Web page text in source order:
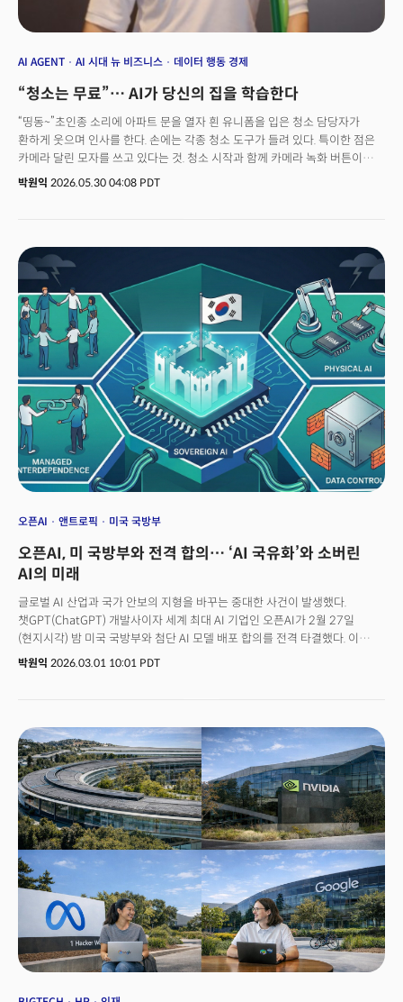
AI AGENT AI 시대 뉴 비즈니스 데이터 행동 경제
“청소는 무료”… AI가 당신의 집을 학습한다
“띵동~”초인종 소리에 아파트 문을 열자 흰 유니폼을 입은 청소 담당자가
환하게 웃으며 인사를 한다. 손에는 각종 청소 도구가 들려 있다. 특이한 점은
카메라 달린 모자를 쓰고 있다는 것. 청소 시작과 함께 카메라 녹화 버튼이
눌렸다. 욕실, 주방, 거실을 돌며 바닥을 닦고, 냉장고를 청소하고, 설거지를
벌어지고 있는 일이다.
박원익 2026.05.30 04:08 PDT
오픈AI 앤트로픽 미국 국방부
오픈AI, 미 국방부와 전격 합의… ‘AI 국유화’와 소버린
AI의 미래
글로벌 AI 산업과 국가 안보의 지형을 바꾸는 중대한 사건이 발생했다.
챗GPT(ChatGPT) 개발사이자 세계 최대 AI 기업인 오픈AI가 2월 27일
(현지시각) 밤 미국 국방부와 첨단 AI 모델 배포 합의를 전격 타결했다. 이
합의는 AI 모델의 군사적 활용에 제동을 건 앤트로픽(Anthropic)을 미
장면으로 기록될 전망이다. 👉돈과 기술, 전쟁으로 흐른다: AI 국방 유니콘에
베팅하는 실리콘밸리이번 합의는 단순히 기술 기업의 B2G(기업-정부 간)
계약 체결을 넘어서는 의미를 지닌다. 첨단 AI 기술과 국가 최상위 군사 안보
인프라를 융합하는 이른바 ‘군산-AI 복합체(Military-Industrial-AI
Complex)’의 서막을 알리는 움직임으로 해석할 수 있기
때문이다. 실리콘밸리는 원래 미국 국방부의 군사 기술 수요(유도
미사일컴퓨터 등) 기반으로 반도체 산업이 탄생한 지역이다. 1956년 설립된
페어차일드 반도체 등을 통해 트랜지스터와 집적회로(IC)가 발전, 현대 디지털
시대를 열었다. 개인용 컴퓨터, 인터넷, GPS 등 최초에 군사용으로 개발된
기술이 소비자 기술로 확장된 사례도 적지 않다. 1991년 소련 붕괴, 그리고
이에 따른 냉전 종식 이후 군사 기술과 거리를 유지해 왔던 실리콘밸리의
기조가 다시 바뀐 건 2020년대 들어서부터다. AI, 드론, XR(확장현실) 등 첨단
기술의 급격한 발전과 전쟁 양상 변화로 실리콘밸리 기술이 다시 군사 핵심
요소로 쓰이게 됐다. 팔란티어(Palantir), 안두릴(Anduril Industries), 메타
흐름이 반영됐다. 👉‘차세대 컴퓨팅’ 찾아 적에서 동지로... 저커버그-럭키 8년
박원익 2026.03.01 10:01 PDT